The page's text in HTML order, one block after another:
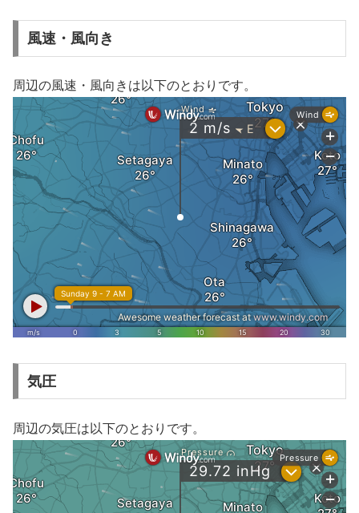
風速・風向き
周辺の風速・風向きは以下のとおりです。
気圧
周辺の気圧は以下のとおりです。